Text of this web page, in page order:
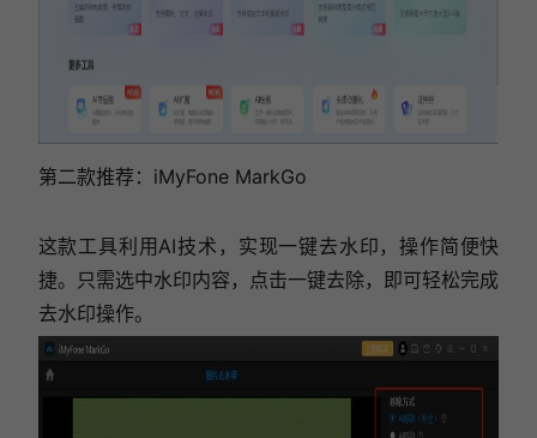
第二款推荐：iMyFone MarkGo
这款工具利用AI技术，实现一键去水印，操作简便快
捷。只需选中水印内容，点击一键去除，即可轻松完成
去水印操作。